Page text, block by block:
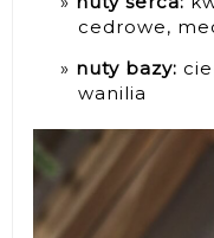
cedrowe,
nuty bazy:
wanilia